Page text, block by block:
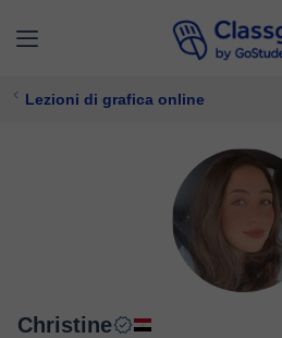
Lezioni di grafica online
Christine